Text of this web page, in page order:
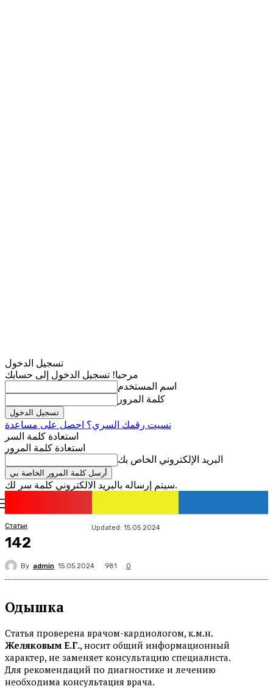
تسجيل الدخول
مرحبا! تسجيل الدخول إلى حسابك
اسم المستخدم
كلمة المرور
نسيت رقمك السري؟ احصل على مساعدة
استعادة كلمة السر
استعادة كلمة المرور
البريد الإلكتروني الخاص بك
سيتم إرساله بالبريد الالكتروني كلمة سر لك.
Статьи Updated: 15.05.2024
142
By admin 15.05.2024 981 0
Одышка
Статья проверена врачом-кардиологом, к.м.н.
Желяковым Е.Г., носит общий информационный
характер, не заменяет консультацию специалиста.
Для рекомендаций по диагностике и лечению
необходима консультация врача.